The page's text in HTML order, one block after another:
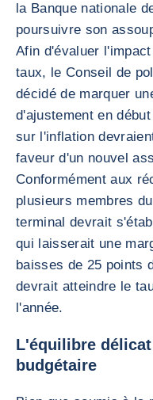
la Banque nationale
poursuivre son
Afin d'évaluer
taux, le Conseil de
décidé de marquer
d'ajustement en
sur l'inflation
faveur d'un nouvel
Conformément aux
plusieurs membres
terminal devrait
qui laisserait une
baisses de 25 points
devrait atteindre le
l'année.
L'équilibre
budgétaire